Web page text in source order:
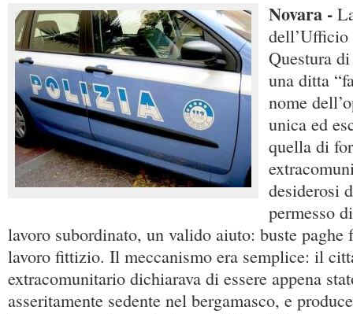
Novara -
Questura
una ditta
nome
unica ed
quella di
desiderosi
permesso
lavoro subordinato, un valido aiuto: buste paghe
lavoro fittizio. Il meccanismo era semplice: il
extracomunitario dichiarava di essere appena
asseritamente sedente nel bergamasco, e